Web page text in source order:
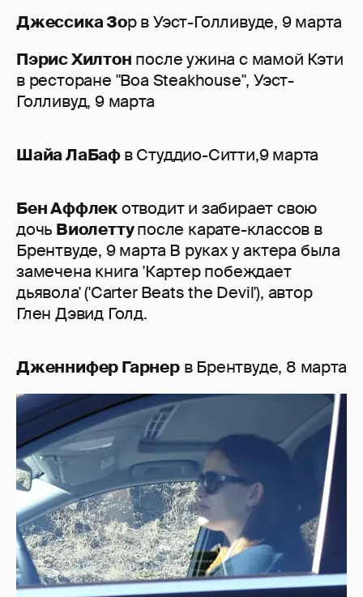
Джессика Зор в Уэст-Голливуде, 9 марта
Пэрис Хилтон после ужина с мамой Кэти
в ресторане "Boa Steakhouse", Уэст-
Голливуд, 9 марта
Шайа ЛаБафв Студдио-Ситти,9 марта
Бен Аффлекотводит и забирает свою
дочь Виолеттупосле карате-классов в
Брентвуде, 9 марта В руках у актера была
замечена книга 'Картер побеждает
дьявола' ('Carter Beats the Devil'), автор
Глен Дэвид Голд.
Дженнифер Гарнерв Брентвуде, 8 марта